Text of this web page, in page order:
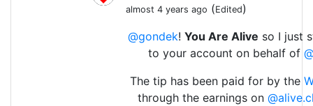
almost 4 years ago (Edited)
@gondek! You Are Alive so I just
to your account on behalf of
The tip has been paid for by the
through the earnings on